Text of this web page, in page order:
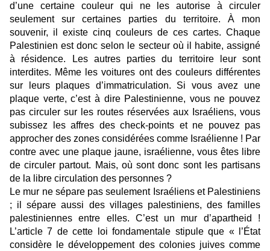
d’une certaine couleur qui ne les autorise à circuler
seulement sur certaines parties du territoire. À mon
souvenir, il existe cinq couleurs de ces cartes. Chaque
Palestinien est donc selon le secteur où il habite, assigné
à résidence. Les autres parties du territoire leur sont
interdites. Même les voitures ont des couleurs différentes
sur leurs plaques d’immatriculation. Si vous avez une
plaque verte, c’est à dire Palestinienne, vous ne pouvez
pas circuler sur les routes réservées aux Israéliens, vous
subissez les affres des check-points et ne pouvez pas
approcher des zones considérées comme Israélienne ! Par
contre avec une plaque jaune, israélienne, vous êtes libre
de circuler partout. Mais, où sont donc sont les partisans
de la libre circulation des personnes ?
Le mur ne sépare pas seulement Israéliens et Palestiniens
; il sépare aussi des villages palestiniens, des familles
palestiniennes entre elles. C’est un mur d’apartheid !
L’article 7 de cette loi fondamentale stipule que « l’État
considère le développement des colonies juives comme